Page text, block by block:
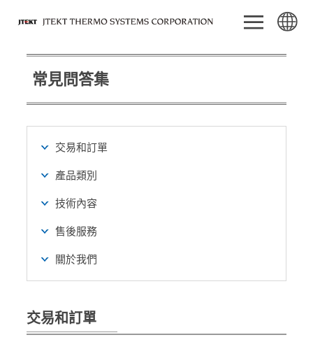
常見問答集
交易和訂單
產品類別
技術內容
售後服務
關於我們
交易和訂單